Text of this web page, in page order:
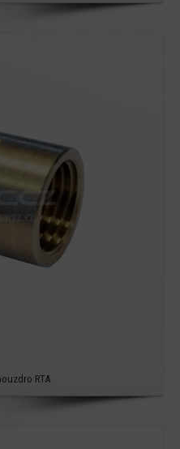
RTA